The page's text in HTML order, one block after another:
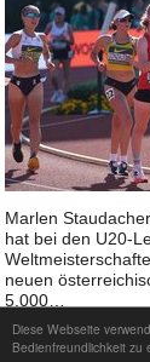
Diese Webseite
Bedienfreundlichkeit zu
Marlen
hat bei den U20-
neuen
5.000…
Nach oben